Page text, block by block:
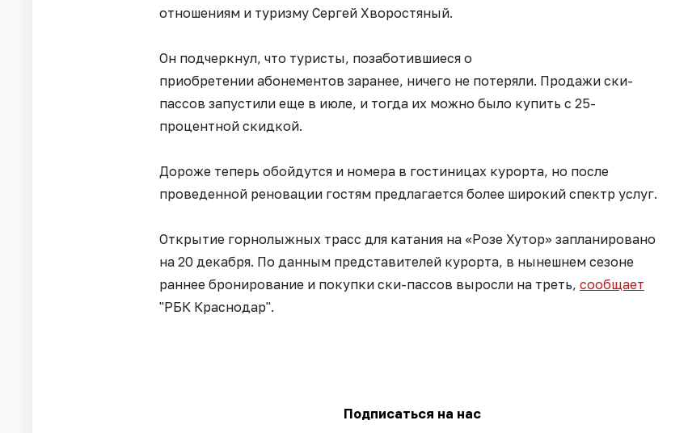
отношениям и туризму Сергей Хворостяный.
Он подчеркнул, что туристы, позаботившиеся о
приобретении абонементов заранее, ничего не потеряли. Продажи ски-
пассов запустили еще в июле, и тогда их можно было купить с 25-
процентной скидкой.
Дороже теперь обойдутся и номера в гостиницах курорта, но после
проведенной реновации гостям предлагается более широкий спектр услуг.
Открытие горнолыжных трасс для катания на «Розе Хутор» запланировано
на 20 декабря. По данным представителей курорта, в нынешнем сезоне
раннее бронирование и покупки ски-пассов выросли на треть, сообщает
"РБК Краснодар".
Подписаться на нас